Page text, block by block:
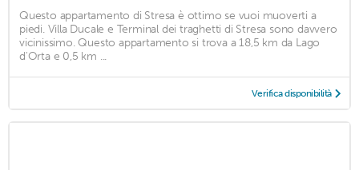
Questo appartamento di Stresa è ottimo se vuoi muoverti a
piedi. Villa Ducale e Terminal dei traghetti di Stresa sono davvero
vicinissimo. Questo appartamento si trova a 18,5 km da Lago
d'Orta e 0,5 km ...
Verifica disponibilità